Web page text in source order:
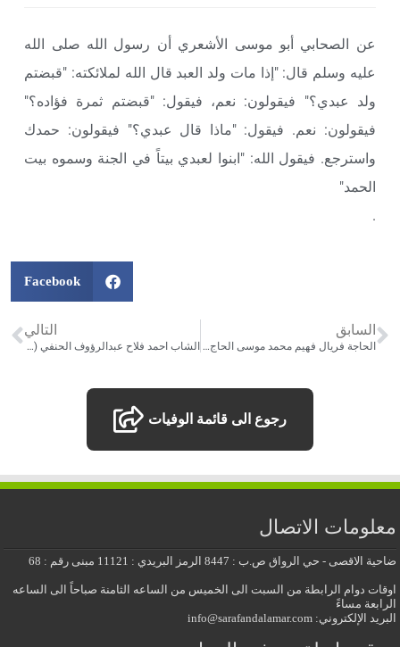
عن الصحابي أبو موسى الأشعري أن رسول الله صلى الله
عليه وسلم قال: "إذا مات ولد العبد قال الله لملائكته: "قبضتم
ولد عبدي؟" فيقولون: نعم، فيقول: "قبضتم ثمرة فؤاده؟"
فيقولون: نعم. فيقول: "ماذا قال عبدي؟" فيقولون: حمدك
واسترجع. فيقول الله: "ابنوا لعبدي بيتاً في الجنة وسموه بيت
الحمد"
.
Facebook
السابق
الحاجة فريال فهيم محمد موسى الحاج (ام جاد) زوجة الاستاذ جويد عبد الحميد الحاج (ابو جاد) – تاريخ الوفاة :أغسطس 13, 2021
التالي
الشاب احمد فلاح عبدالرؤوف الحنفي (محمود علي) – تاريخ الوفاة :30/08/2021
رجوع الى قائمة الوفيات
معلومات الاتصال
ضاحية الاقصى - حي الرواق ص.ب : 8447 الرمز البريدي : 11121 مبنى رقم : 68
اوقات دوام الرابطة من السبت الى الخميس من الساعه الثامنة صباحاً الى الساعه
الرابعة مساءً
البريد الإلكتروني: info@sarafandalamar.com